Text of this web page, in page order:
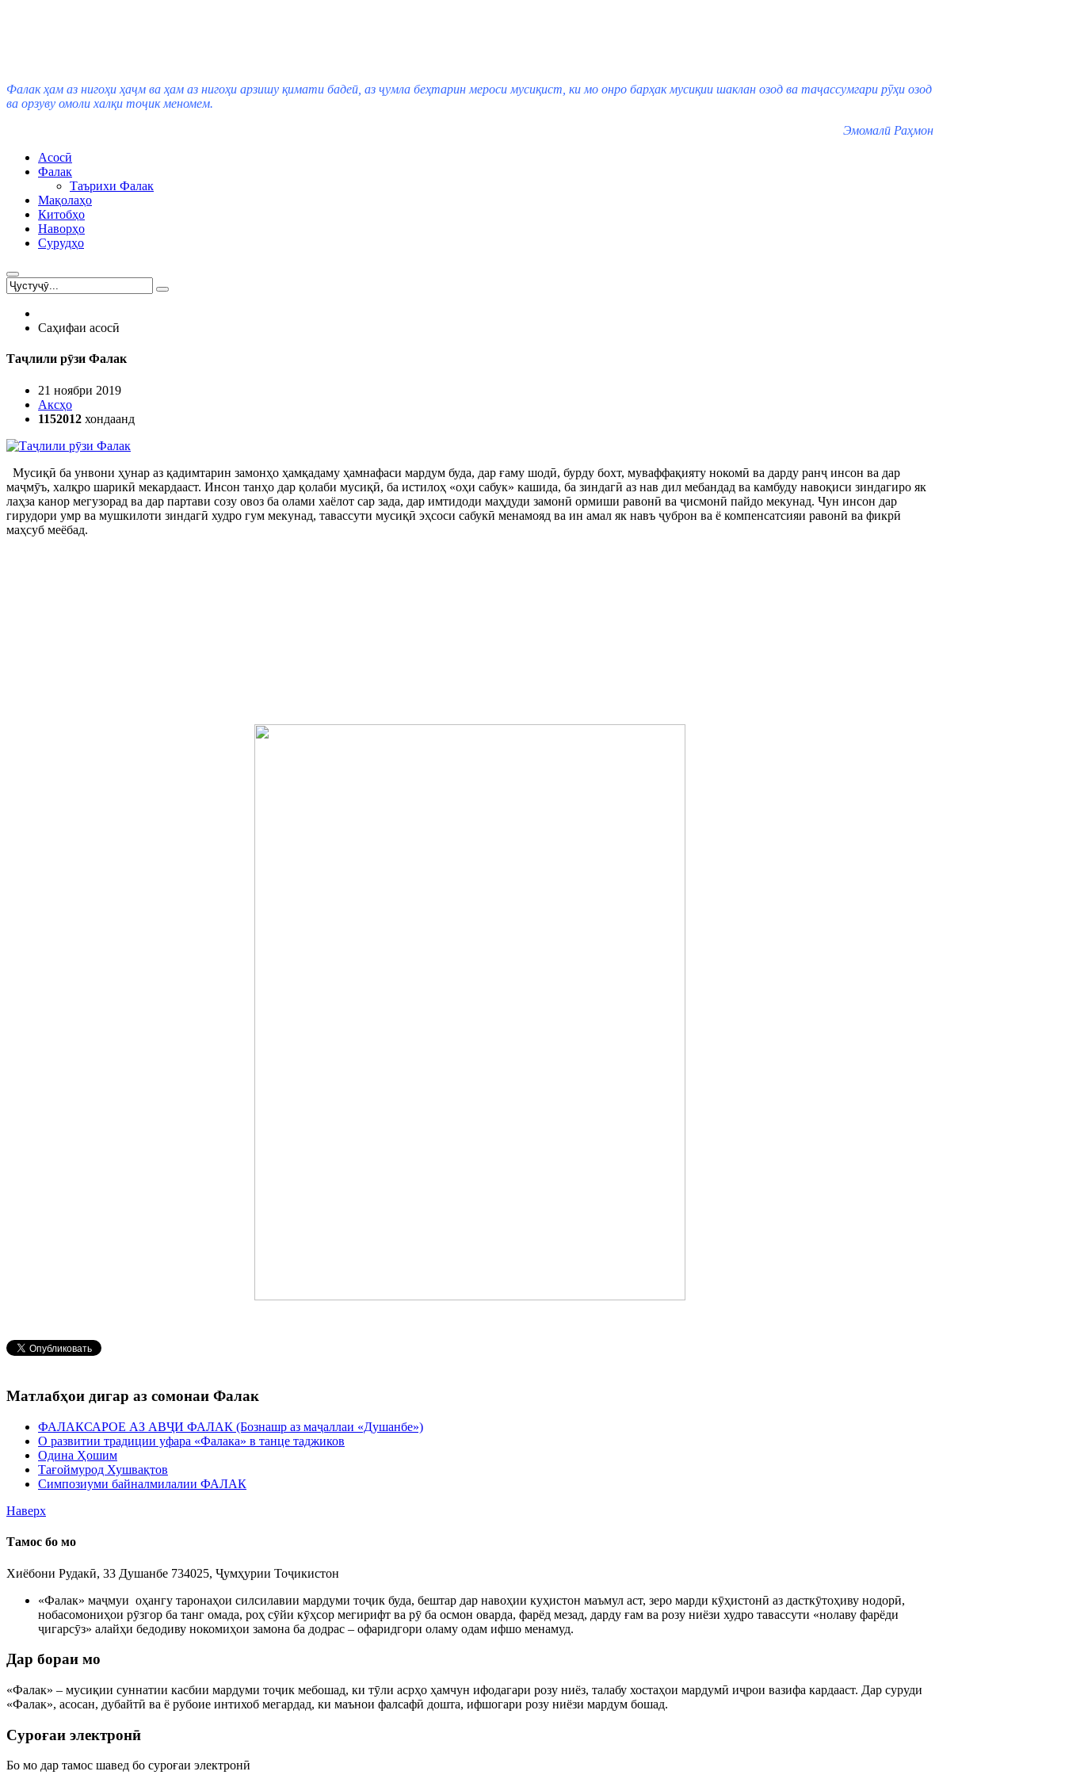
Фалак ҳам аз нигоҳи ҳаҷм ва ҳам аз нигоҳи арзишу қимати бадеӣ, аз ҷумла беҳтарин мероси мусиқист, ки мо онро барҳак мусиқии шаклан озод ва таҷассумгари рӯҳи озод
ва орзуву омоли халқи тоҷик меномем.
Эмомалӣ Раҳмон
Асосӣ
Фалак
Таърихи Фалак
Мақолаҳо
Китобҳо
Наворҳо
Сурудҳо
Саҳифаи асосӣ
Таҷлили рӯзи Фалак
21 ноябри 2019
Аксҳо
1152012 хондаанд
Мусиқӣ ба унвони ҳунар аз қадимтарин замонҳо ҳамқадаму ҳамнафаси мардум буда, дар ғаму шодӣ, бурду бохт, муваффақияту нокомӣ ва дарду ранҷ инсон ва дар
маҷмӯъ, халқро шарикӣ мекардааст. Инсон танҳо дар қолаби мусиқӣ, ба истилоҳ «оҳи сабук» кашида, ба зиндагӣ аз нав дил мебандад ва камбуду навоқиси зиндагиро як
лаҳза канор мегузорад ва дар партави созу овоз ба олами хаёлот сар зада, дар имтидоди маҳдуди замонӣ ормиши равонӣ ва ҷисмонӣ пайдо мекунад. Чун инсон дар
гирудори умр ва мушкилоти зиндагӣ худро гум мекунад, тавассути мусиқӣ эҳсоси сабукӣ менамояд ва ин амал як навъ ҷуброн ва ё компенсатсияи равонӣ ва фикрӣ
маҳсуб меёбад.
Матлабҳои дигар аз сомонаи Фалак
ФАЛАКСАРОЕ АЗ АВҶИ ФАЛАК (Бознашр аз маҷаллаи «Душанбе»)
О развитии традиции уфара «Фалака» в танце таджиков
Одина Ҳошим
Тағоймурод Хушвақтов
Симпозиуми байналмилалии ФАЛАК
Наверх
Тамос бо мо
Хиёбони Рудакӣ, 33 Душанбе 734025, Ҷумҳурии Тоҷикистон
«Фалак» маҷмуи оҳангу таронаҳои силсилавии мардуми тоҷик буда, бештар дар навоҳии куҳистон маъмул аст, зеро марди кӯҳистонӣ аз дасткӯтоҳиву нодорӣ,
нобасомониҳои рӯзгор ба танг омада, роҳ сӯйи кӯҳсор мегирифт ва рӯ ба осмон оварда, фарёд мезад, дарду ғам ва розу ниёзи худро тавассути «нолаву фарёди
ҷигарсӯз» алайҳи бедодиву нокомиҳои замона ба додрас – офаридгори оламу одам ифшо менамуд.
Дар бораи мо
«Фалак» – мусиқии суннатии касбии мардуми тоҷик мебошад, ки тӯли асрҳо ҳамчун ифодагари розу ниёз, талабу хостаҳои мардумӣ иҷрои вазифа кардааст. Дар суруди
«Фалак», асосан, дубайтӣ ва ё рубоие интихоб мегардад, ки маънои фалсафӣ дошта, ифшогари розу ниёзи мардум бошад.
Суроғаи электронӣ
Бо мо дар тамос шавед бо суроғаи электронӣ